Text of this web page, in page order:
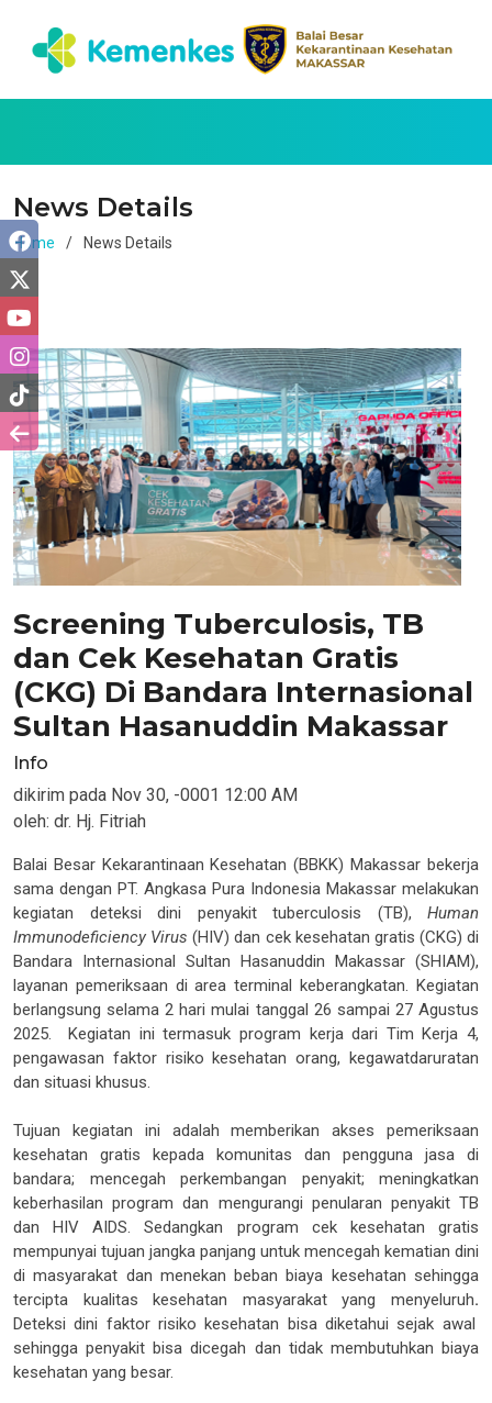
News Details
Home News Details
Screening Tuberculosis, TB
dan Cek Kesehatan Gratis
(CKG) Di Bandara Internasional
Sultan Hasanuddin Makassar
Info
dikirim pada Nov 30, -0001 12:00 AM
oleh: dr. Hj. Fitriah
Balai Besar Kekarantinaan Kesehatan (BBKK) Makassar bekerja
sama dengan PT. Angkasa Pura Indonesia Makassar melakukan
kegiatan deteksi dini penyakit tuberculosis (TB), Human
Immunodeficiency Virus (HIV) dan cek kesehatan gratis (CKG) di
Bandara Internasional Sultan Hasanuddin Makassar (SHIAM),
layanan pemeriksaan di area terminal keberangkatan. Kegiatan
berlangsung selama 2 hari mulai tanggal 26 sampai 27 Agustus
2025. Kegiatan ini termasuk program kerja dari Tim Kerja 4,
pengawasan faktor risiko kesehatan orang, kegawatdaruratan
dan situasi khusus.
Tujuan kegiatan ini adalah memberikan akses pemeriksaan
kesehatan gratis kepada komunitas dan pengguna jasa di
bandara; mencegah perkembangan penyakit; meningkatkan
keberhasilan program dan mengurangi penularan penyakit TB
dan HIV AIDS. Sedangkan program cek kesehatan gratis
mempunyai tujuan jangka panjang untuk mencegah kematian dini
di masyarakat dan menekan beban biaya kesehatan sehingga
tercipta kualitas kesehatan masyarakat yang menyeluruh.
Deteksi dini faktor risiko kesehatan bisa diketahui sejak awal
sehingga penyakit bisa dicegah dan tidak membutuhkan biaya
kesehatan yang besar.